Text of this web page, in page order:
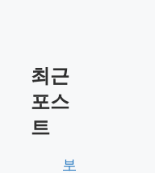
최근
포스
트
부